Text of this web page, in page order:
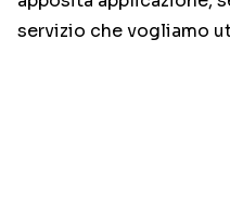
servizio che vogliamo